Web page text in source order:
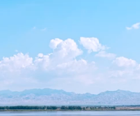
德
系
河